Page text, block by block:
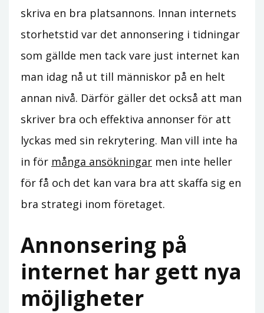
skriva en bra platsannons. Innan internets
storhetstid var det annonsering i tidningar
som gällde men tack vare just internet kan
man idag nå ut till människor på en helt
annan nivå. Därför gäller det också att man
skriver bra och effektiva annonser för att
lyckas med sin rekrytering. Man vill inte ha
in för många ansökningar men inte heller
för få och det kan vara bra att skaffa sig en
bra strategi inom företaget.
Annonsering på
internet har gett nya
möjligheter